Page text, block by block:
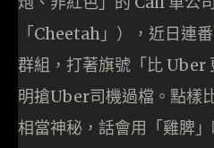
「Cheetah」），近日連
群組，打著旗號「比 Uber
明搶Uber司機過檔。點樣
相當神秘，話會用「雞脾